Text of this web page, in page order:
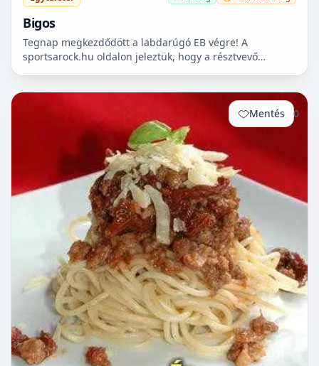
Bigos
Tegnap megkezdődött a labdarúgó EB végre! A
sportsarock.hu oldalon jeleztük, hogy a résztvevő
Mentés 0